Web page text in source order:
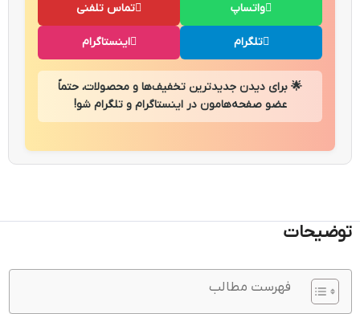
تماس تلفنی واتساپ
اینستاگرام تلگرام
🌟 برای دیدن جدیدترین تخفیف‌ها و محصولات، حتماً
عضو صفحه‌هامون در اینستاگرام و تلگرام شو!
توضیحات
فهرست مطالب